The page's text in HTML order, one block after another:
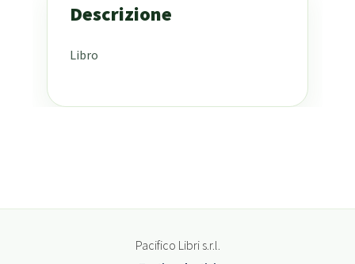
Descrizione
Libro
Pacifico Libri s.r.l.